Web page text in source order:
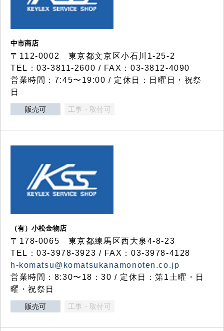
中市商店
〒112-0002 東京都文京区小石川1-25-2
TEL：03-3811-2600 / FAX：03-3812-4090
営業時間：7:45〜19:00 / 定休日：日曜日・祝祭
日
販売可 工事・取付可
（有）小松金物店
〒178-0065 東京都練馬区西大泉4-8-23
TEL：03-3978-3923 / FAX：03-3978-4128
h-komatsu@komatsukanamonoten.co.jp
営業時間：8:30〜18：30 / 定休日：第1土曜・日
曜・祝祭日
販売可 工事・取付可